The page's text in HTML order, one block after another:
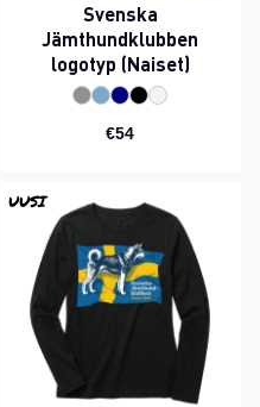
Svenska
Jämthundklubben
logotyp (Naiset)
€54
UUSI